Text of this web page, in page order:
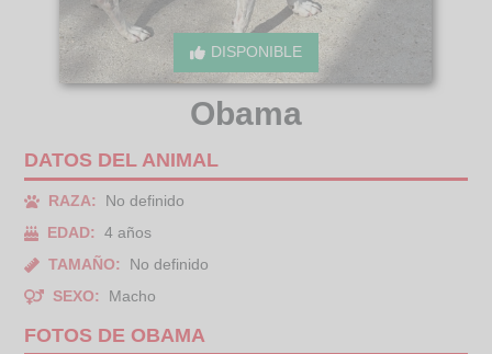
DISPONIBLE
Obama
DATOS DEL ANIMAL
RAZA:
No definido
EDAD:
4 años
TAMAÑO:
No definido
SEXO:
Macho
FOTOS DE OBAMA